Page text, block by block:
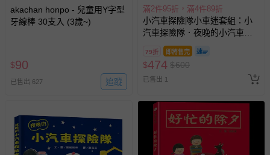
akachan honpo - 兒童用Y字型
牙線棒 30支入 (3歲~)
$90
已售出 627 追蹤
滿2件95折，滿4件89折
小汽車探險隊小車迷套組：小
汽車探險隊．夜晚的小汽車探
險隊（加贈7張小汽車貼紙）
79折 即將售完
$474 $600
已售出 1